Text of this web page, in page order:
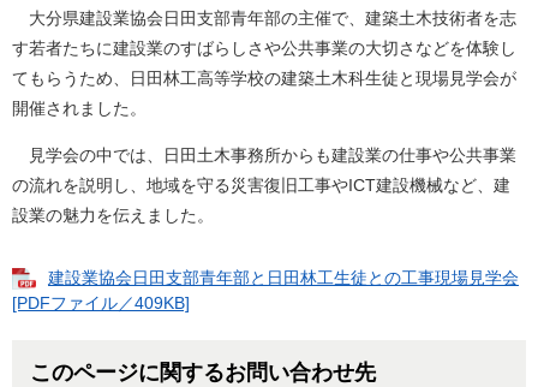
大分県建設業協会日田支部青年部の主催で、建築土木技術者を志
す若者たちに建設業のすばらしさや公共事業の大切さなどを体験し
てもらうため、日田林工高等学校の建築土木科生徒と現場見学会が
開催されました。
見学会の中では、日田土木事務所からも建設業の仕事や公共事業
の流れを説明し、地域を守る災害復旧工事やICT建設機械など、建
設業の魅力を伝えました。
建設業協会日田支部青年部と日田林工生徒との工事現場見学会
[PDFファイル／409KB]
このページに関するお問い合わせ先